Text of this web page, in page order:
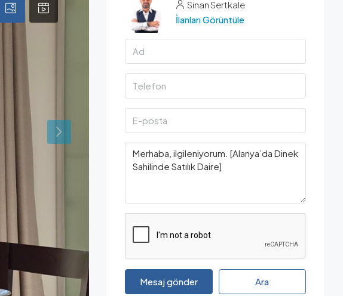
Sinan Sertkale
İlanları Görüntüle
Mesaj gönder Ara